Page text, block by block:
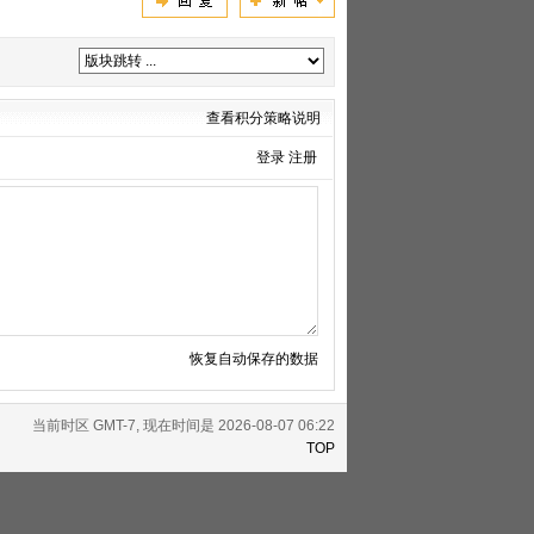
查看积分策略说明
登录 注册
恢复自动保存的数据
当前时区 GMT-7, 现在时间是 2026-08-07 06:22
TOP